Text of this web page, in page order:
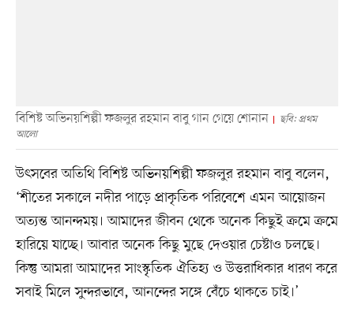
বিশিষ্ট অভিনয়শিল্পী ফজলুর রহমান বাবু গান গেয়ে শোনান
ছবি: প্রথম
আলো
উৎসবের অতিথি বিশিষ্ট অভিনয়শিল্পী ফজলুর রহমান বাবু বলেন,
‘শীতের সকালে নদীর পাড়ে প্রাকৃতিক পরিবেশে এমন আয়োজন
অত্যন্ত আনন্দময়। আমাদের জীবন থেকে অনেক কিছুই ক্রমে ক্রমে
হারিয়ে যাচ্ছে। আবার অনেক কিছু মুছে দেওয়ার চেষ্টাও চলছে।
কিন্তু আমরা আমাদের সাংস্কৃতিক ঐতিহ্য ও উত্তরাধিকার ধারণ করে
সবাই মিলে সুন্দরভাবে, আনন্দের সঙ্গে বেঁচে থাকতে চাই।’